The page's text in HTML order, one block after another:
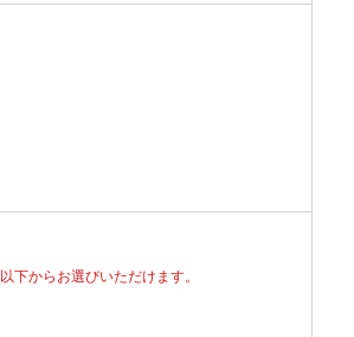
下からお選びいただけます。